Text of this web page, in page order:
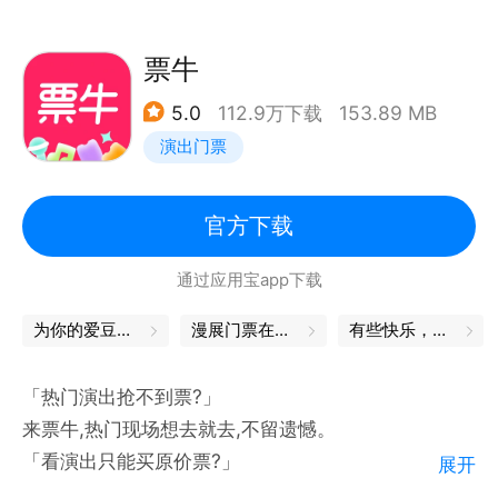
票牛
5.0 112.9万下载 153.89 MB
演出门票
官方下载
通过应用宝app下载
为你的爱豆，打call吧 漫展门票在哪买 有些快乐，我自己能给！
「热门演出抢不到票?」
来票牛,热门现场想去就去,不留遗憾。
「看演出只能买原价票?」
展开